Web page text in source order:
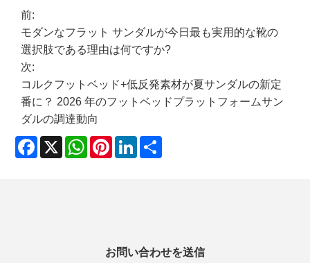
前:
モダンなフラット サンダルが今日最も実用的な靴の
選択肢である理由は何ですか?
次:
コルクフットベッド+低反発素材が夏サンダルの新定
番に？ 2026 年のフットベッドプラットフォームサン
ダルの調達動向
Facebook
X WhatsApp
PinterestLinkedIn
お問い合わせを送信